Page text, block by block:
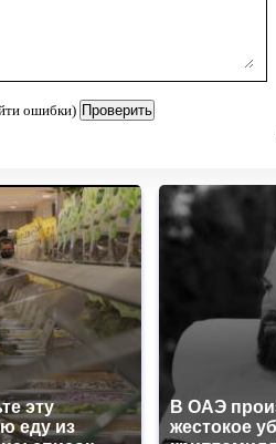
ошибки)
эту
еду из
В ОАЭ
жестокое